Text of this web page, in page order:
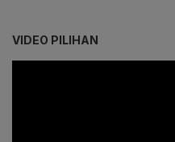
VIDEO PILIHAN